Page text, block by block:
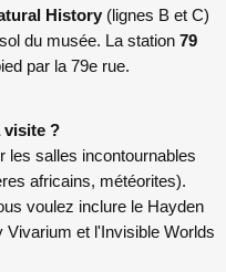
History (lignes B et C)
du musée. La station 79
par la 79e rue.
visite ?
les salles incontournables
africains, météorites).
voulez inclure le Hayden
Vivarium et l'Invisible Worlds